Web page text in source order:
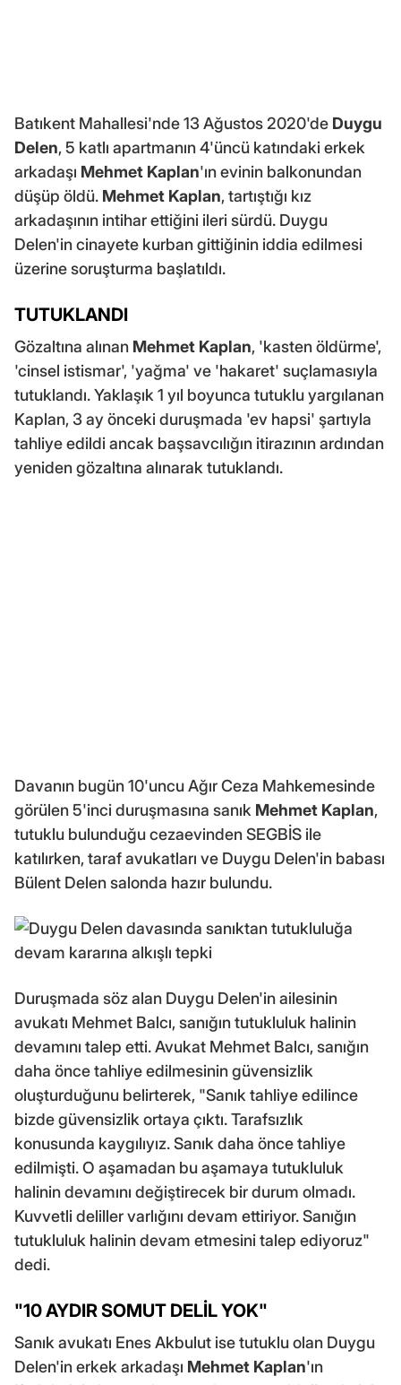
Batıkent Mahallesi'nde 13 Ağustos 2020'de Duygu
Delen, 5 katlı apartmanın 4'üncü katındaki erkek
arkadaşı Mehmet Kaplan'ın evinin balkonundan
düşüp öldü. Mehmet Kaplan, tartıştığı kız
arkadaşının intihar ettiğini ileri sürdü. Duygu
Delen'in cinayete kurban gittiğinin iddia edilmesi
üzerine soruşturma başlatıldı.
TUTUKLANDI
Gözaltına alınan Mehmet Kaplan, 'kasten öldürme',
'cinsel istismar', 'yağma' ve 'hakaret' suçlamasıyla
tutuklandı. Yaklaşık 1 yıl boyunca tutuklu yargılanan
Kaplan, 3 ay önceki duruşmada 'ev hapsi' şartıyla
tahliye edildi ancak başsavcılığın itirazının ardından
yeniden gözaltına alınarak tutuklandı.
Davanın bugün 10'uncu Ağır Ceza Mahkemesinde
görülen 5'inci duruşmasına sanık Mehmet Kaplan,
tutuklu bulunduğu cezaevinden SEGBİS ile
katılırken, taraf avukatları ve Duygu Delen'in babası
Bülent Delen salonda hazır bulundu.
Duruşmada söz alan Duygu Delen'in ailesinin
avukatı Mehmet Balcı, sanığın tutukluluk halinin
devamını talep etti. Avukat Mehmet Balcı, sanığın
daha önce tahliye edilmesinin güvensizlik
oluşturduğunu belirterek, "Sanık tahliye edilince
bizde güvensizlik ortaya çıktı. Tarafsızlık
konusunda kaygılıyız. Sanık daha önce tahliye
edilmişti. O aşamadan bu aşamaya tutukluluk
halinin devamını değiştirecek bir durum olmadı.
Kuvvetli deliller varlığını devam ettiriyor. Sanığın
tutukluluk halinin devam etmesini talep ediyoruz"
dedi.
"10 AYDIR SOMUT DELİL YOK"
Sanık avukatı Enes Akbulut ise tutuklu olan Duygu
Delen'in erkek arkadaşı Mehmet Kaplan'ın